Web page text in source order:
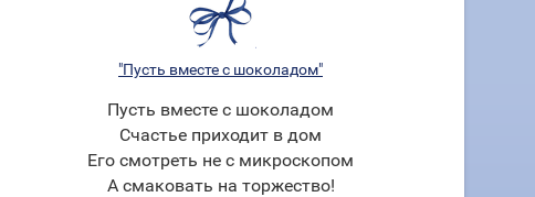
"Пусть вместе с шоколадом"
Пусть вместе с шоколадом
Счастье приходит в дом
Его смотреть не с микроскопом
А смаковать на торжество!